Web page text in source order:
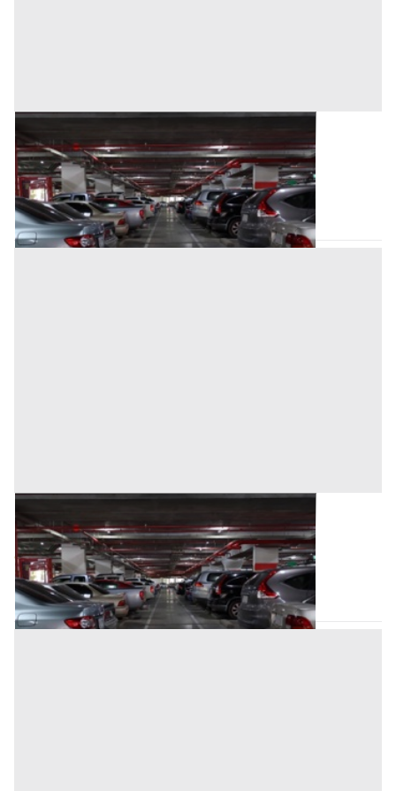
Trecate (Novara)
Base d'asta
11.000 €
Asta chiusa
Trecate (Novara)
Base d'asta
3.000 €
Asta chiusa